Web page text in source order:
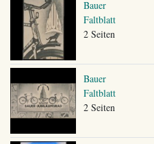
Bauer
Faltblatt
2 Seiten
Bauer
Faltblatt
2 Seiten